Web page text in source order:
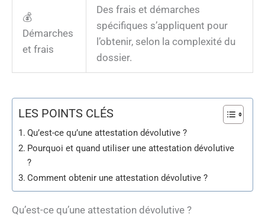
💰
Démarches
et frais
Des frais et démarches
spécifiques s’appliquent pour
l’obtenir, selon la complexité du
dossier.
LES POINTS CLÉS
Qu’est-ce qu’une attestation dévolutive ?
Pourquoi et quand utiliser une attestation dévolutive
?
Comment obtenir une attestation dévolutive ?
Qu’est-ce qu’une attestation dévolutive ?